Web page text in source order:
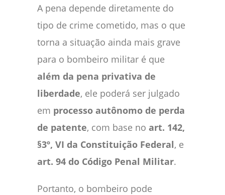
A pena depende diretamente do
tipo de crime cometido, mas o que
torna a situação ainda mais grave
para o bombeiro militar é que
além da pena privativa de
liberdade, ele poderá ser julgado
em processo autônomo de perda
de patente, com base no art. 142,
§3º, VI da Constituição Federal, e
art. 94 do Código Penal Militar.
Portanto, o bombeiro pode